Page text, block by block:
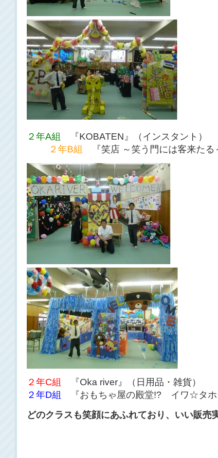
２年A組 『KOBATEN』（
２年B組 『笑店 ～笑う門には客来たる
２年C組 『Oka river』（
２年D組 『おもちゃ屋の殿堂!? イワ☆タホ
どのクラスも笑顔にあふれており、いい販売